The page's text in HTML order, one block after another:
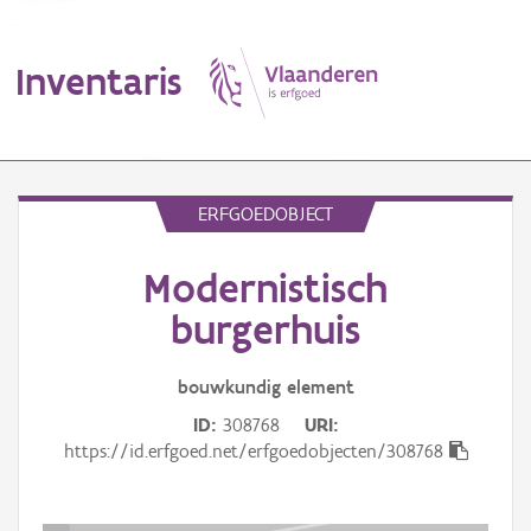
Inventaris
ERFGOEDOBJECT
Modernistisch
burgerhuis
bouwkundig element
ID 308768
URI
https://id.erfgoed.net/erfgoedobjecten/308768